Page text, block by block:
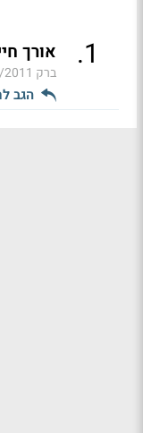
1
. אורך
ברק 13:14
הגב